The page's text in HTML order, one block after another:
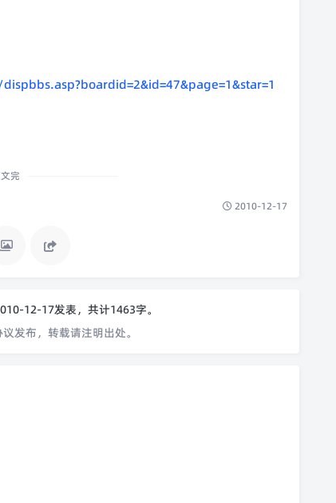
完
2010-12-17
12-17发表，共计1463字。
发布，转载请注明出处。